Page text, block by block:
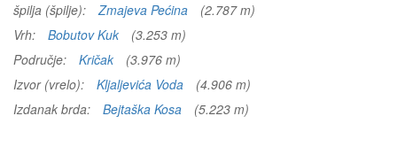
špilja (špilje):
Zmajeva Pećina
(2.787 m)
Vrh:
Bobutov Kuk
(3.253 m)
Područje:
Kričak
(3.976 m)
Izvor (vrelo):
Kljaljevića Voda
(4.906 m)
Izdanak brda:
Bejtaška Kosa (5.223 m)